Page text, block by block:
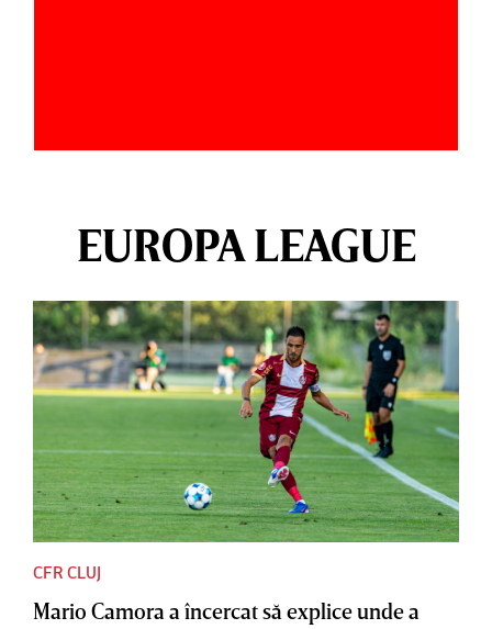
EUROPA LEAGUE
CFR CLUJ
Mario Camora a încercat să explice unde a